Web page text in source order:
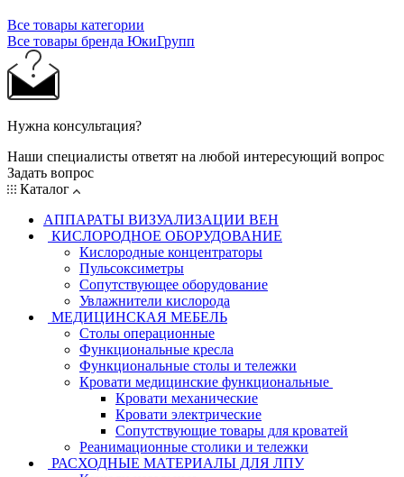
Все товары категории
Все товары бренда ЮкиГрупп
Нужна консультация?
Наши специалисты ответят на любой интересующий вопрос
Задать вопрос
Каталог
АППАРАТЫ ВИЗУАЛИЗАЦИИ ВЕН
КИСЛОРОДНОЕ ОБОРУДОВАНИЕ
Кислородные концентраторы
Пульсоксиметры
Сопутствующее оборудование
Увлажнители кислорода
МЕДИЦИНСКАЯ МЕБЕЛЬ
Столы операционные
Функциональные кресла
Функциональные столы и тележки
Кровати медицинские функциональные
Кровати механические
Кровати электрические
Сопутствующие товары для кроватей
Реанимационные столики и тележки
РАСХОДНЫЕ МАТЕРИАЛЫ ДЛЯ ЛПУ